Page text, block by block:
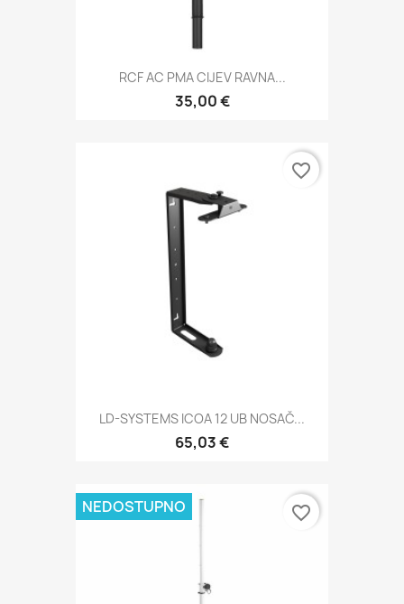
RCF AC PMA CIJEV RAVNA...
35,00 €
LD-SYSTEMS ICOA 12 UB NOSAČ...
65,03 €
favorite_border
NEDOSTUPNO favorite_border